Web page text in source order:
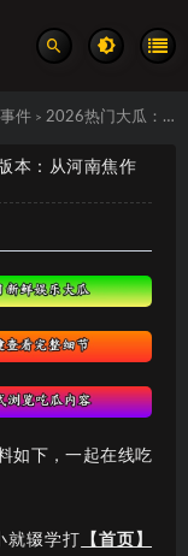
件 > 2026热门大瓜：潲水姬梦圆AKA上海2.0版本：从河南焦作到上海滩的传奇人生 真实事件汇总
本：从河南焦作
如下，一起在线吃
就辍学打 【首页】